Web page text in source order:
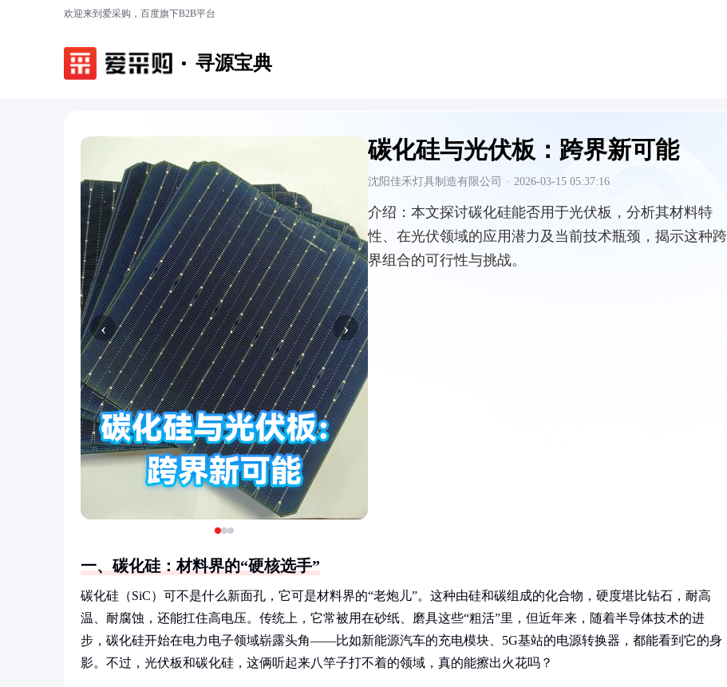
欢迎来到爱采购，百度旗下B2B平台
寻源宝典
‹ ›
碳化硅与光伏板：跨界新可能
沈阳佳禾灯具制造有限公司 · 2026-03-15 05:37:16
介绍： 本文探讨碳化硅能否用于光伏板，分析其材料特
性、在光伏领域的应用潜力及当前技术瓶颈，揭示这种跨
界组合的可行性与挑战。
一、碳化硅：材料界的“硬核选手”
碳化硅（SiC）可不是什么新面孔，它可是材料界的“老炮儿”。这种由硅和碳组成的化合物，硬度堪比钻石，耐高
温、耐腐蚀，还能扛住高电压。传统上，它常被用在砂纸、磨具这些“粗活”里，但近年来，随着半导体技术的进
步，碳化硅开始在电力电子领域崭露头角——比如新能源汽车的充电模块、5G基站的电源转换器，都能看到它的身
影。不过，光伏板和碳化硅，这俩听起来八竿子打不着的领域，真的能擦出火花吗？